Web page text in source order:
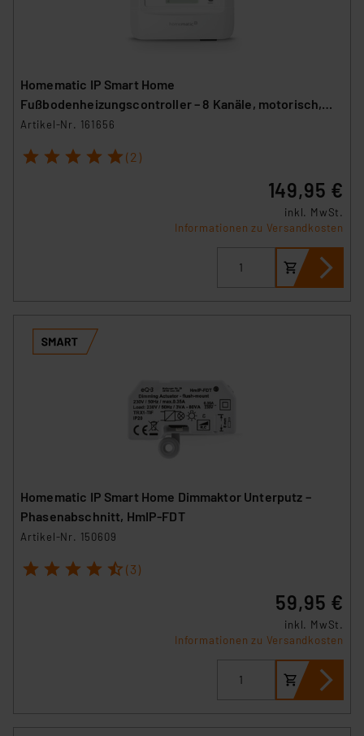
Homematic IP Smart Home
Fußbodenheizungscontroller – 8 Kanäle, motorisch,
HmIP-FALMOT-C8
Artikel-Nr. 161656
1 2 3 4 5 (2)
149,95 €
inkl. MwSt.
Informationen zu Versandkosten
Homematic IP Smart Home Dimmaktor Unterputz –
Phasenabschnitt, HmIP-FDT
Artikel-Nr. 150609
1 2 3 4 5 (3)
59,95 €
inkl. MwSt.
Informationen zu Versandkosten